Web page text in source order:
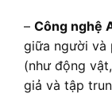
– Công nghệ
giữa người và
(như động
giả và tập